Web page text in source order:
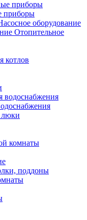
приборы
оборудование
Отопительное
котлов
люки
комнаты
поддоны